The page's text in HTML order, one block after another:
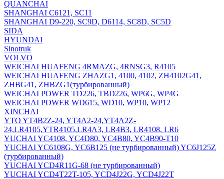
QUANCHAI
SHANGHAI C6121, SC11
SHANGHAI D9-220, SC9D, D6114, SC8D, SC5D
SIDA
HYUNDAI
Sinotruk
VOLVO
WEICHAI HUAFENG 4RMAZG, 4RNSG3, R4105
WEICHAI HUAFENG ZHAZG1, 4100, 4102, ZH4102G41,
ZHBG41, ZHBZG1(турбированный)
WEICHAI POWER TD226, TBD226, WP6G, WP4G
WEICHAI POWER WD615, WD10, WP10, WP12
XINCHAI
YTO YT4B2Z-24, YT4A2-24,YT4A2Z-
24,LR4105,YTR4105,LR4A3, LR4B3, LR4108, LR6
YUCHAI YC4108, YC4D80, YC4B80, YC4B90-T10
YUCHAI YC6108G, YC6B125 (не турбированный) YC6J125Z
(турбированный)
YUCHAI YCD4R11G-68 (не турбированный)
YUCHAI YCD4T22T-105, YCD4J22G, YCD4J22T